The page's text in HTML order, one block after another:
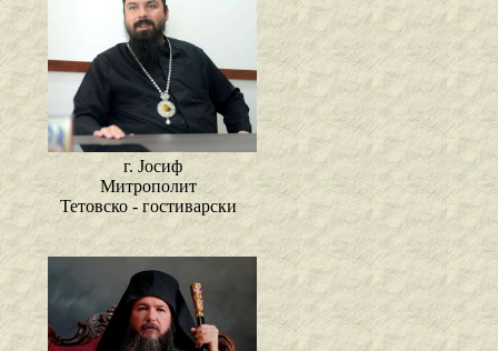
г. Јосиф
Митрополит
Тетовско - гостиварски